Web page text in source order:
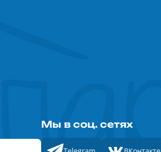
Мы в соц. сетях